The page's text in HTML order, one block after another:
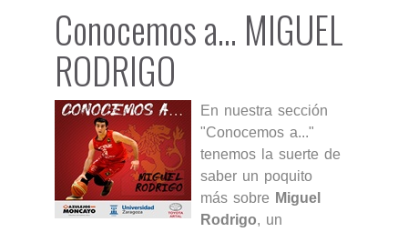
Conocemos a... MIGUEL
RODRIGO
En nuestra sección
"Conocemos a..."
tenemos la suerte de
saber un poquito
más sobre Miguel
Rodrigo, un